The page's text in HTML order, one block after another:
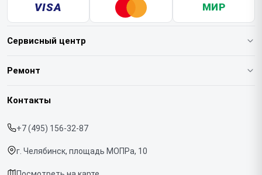
VISA МИР
Сервисный центр
О нашем сервисе
Срочный ремонт
Доставка и способы оплаты
Ремонт
Варочных панелей
Контакты
+7 (495) 156-32-87
г. Челябинск, площадь МОПРа, 10